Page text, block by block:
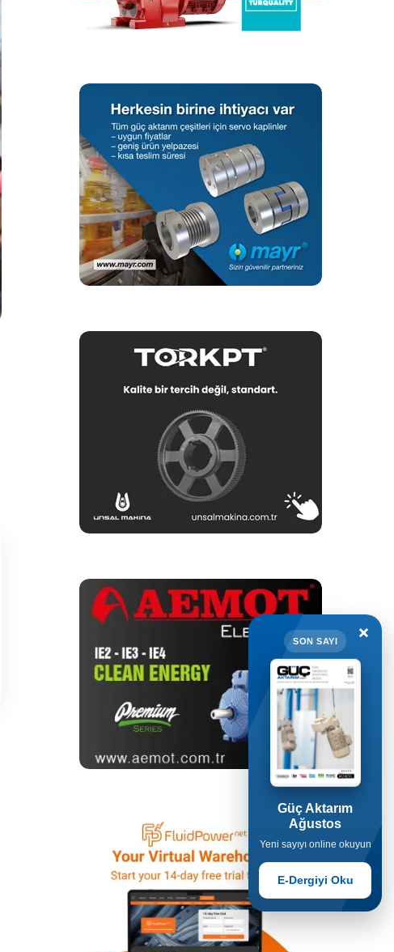
×
SON SAYI
Güç Aktarım
Ağustos
Yeni sayıyı online okuyun
E-Dergiyi Oku